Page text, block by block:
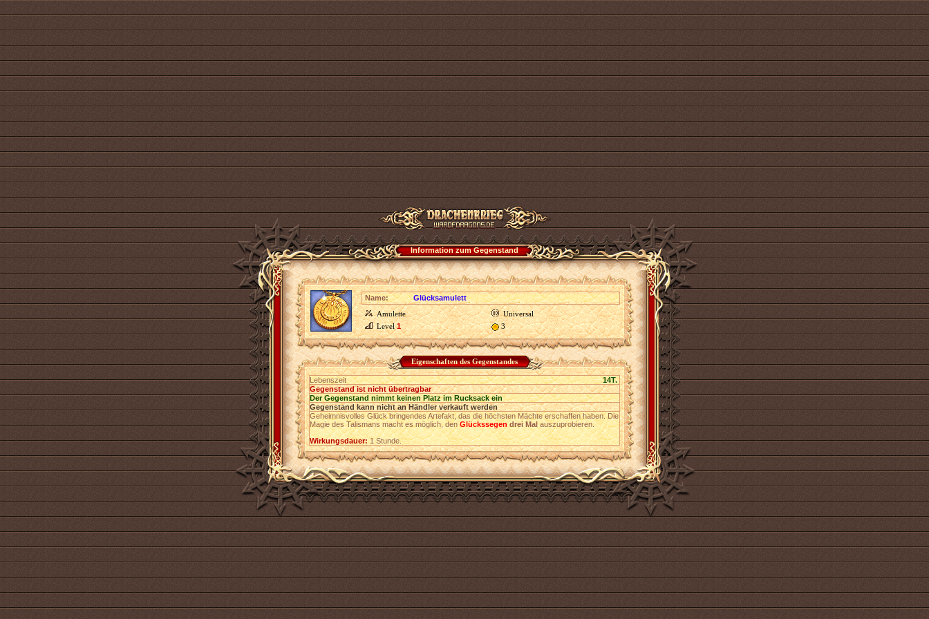
Information zum Gegenstand
Name:
Glücksamulett
Amulette
Universal
Level1 3
Eigenschaften des Gegenstandes
Lebenszeit
14T.
Gegenstand ist nicht übertragbar
Der Gegenstand nimmt keinen Platz im Rucksack ein
Gegenstand kann nicht an Händler verkauft werden
Geheimnisvolles Glück bringendes Artefakt, das die höchsten Mächte erschaffen haben. Die
Magie des Talismans macht es möglich, denGlückssegen drei Malauszuprobieren.
Wirkungsdauer:1 Stunde.